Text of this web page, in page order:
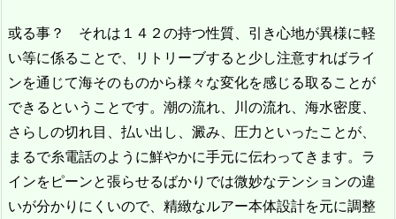
或る事？ それは１４２の持つ性質、引き心地が異様に軽
い等に係ることで、リトリーブすると少し注意すればライ
ンを通じて海そのものから様々な変化を感じる取ることが
できるということです。潮の流れ、川の流れ、海水密度、
さらしの切れ目、払い出し、澱み、圧力といったことが、
まるで糸電話のように鮮やかに手元に伝わってきます。ラ
インをピーンと張らせるばかりでは微妙なテンションの違
いが分かりにくいので、精緻なルアー本体設計を元に調整